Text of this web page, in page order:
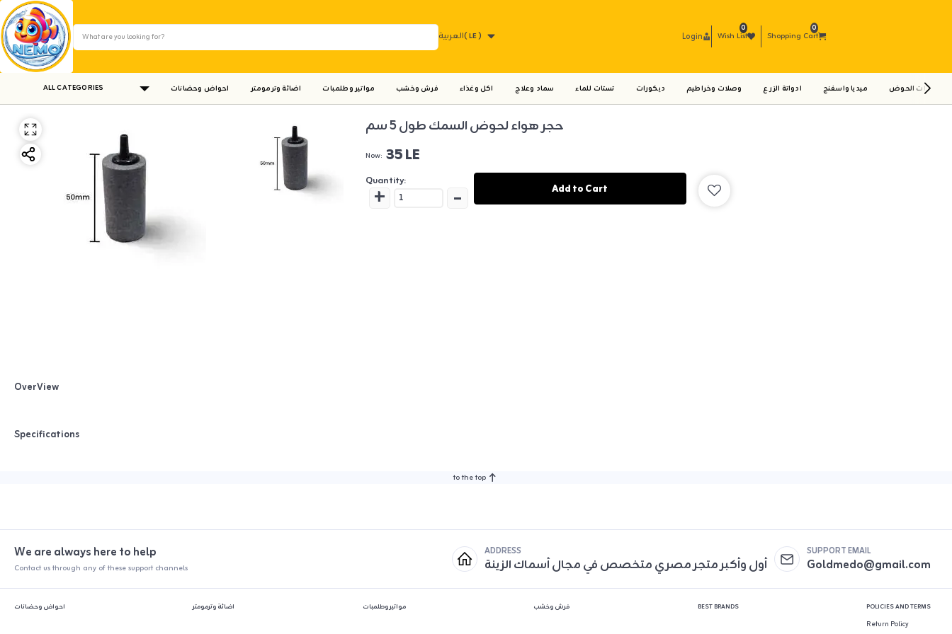
العربية( LE ) Login Wish List
0
Shopping Cart
0
ALL CATEGORIES احواض وحضانات اضائة وترمومتر مواتير وطلمبات فرش وخشب اكل وغذاء سماد وعلاج تستات للماء ديكورات وصلات وخراطيم ادواتة الزرع ميديا واسفنج ادوات الحوض
حجر هواء لحوض السمك طول 5 سم
Now: 35 LE
Quantity:
+ - Add to Cart
OverView
Specifications
to the top
We are always here to help
Contact us through any of these support channels
ADDRESS
أول وأكبر متجر مصري متخصص في مجال أسماك الزينة
SUPPORT EMAIL
Goldmedo@gmail.com
احواض وحضانات اضائة وترمومتر مواتير وطلمبات فرش وخشب BEST BRANDS POLICIES AND TERMS
Return Policy